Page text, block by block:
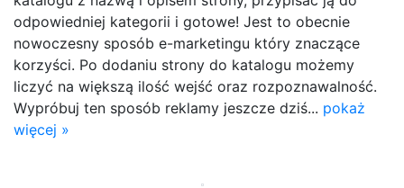
odpowiedniej kategorii i gotowe! Jest to obecnie
nowoczesny sposób e-marketingu który znaczące
korzyści. Po dodaniu strony do katalogu możemy
liczyć na większą ilość wejść oraz rozpoznawalność.
Wypróbuj ten sposób reklamy jeszcze dziś... pokaż
więcej »